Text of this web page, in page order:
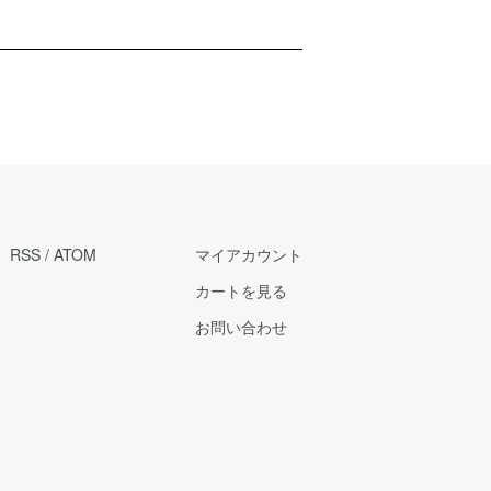
RSS / ATOM
マイアカウント
カートを見る
お問い合わせ